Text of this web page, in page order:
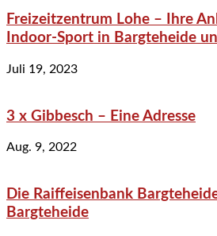
Freizeitzentrum Lohe – Ihre
Indoor-Sport in Bargteheide
Juli 19, 2023
3 x Gibbesch – Eine Adresse
Aug. 9, 2022
Die Raiffeisenbank
Bargteheide